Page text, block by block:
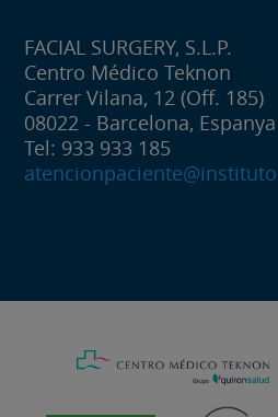
FACIAL SURGERY, S.L.P.
Centro Médico Teknon
Carrer Vilana, 12 (Off. 185)
08022 - Barcelona, Espanya
Tel: 933 933 185